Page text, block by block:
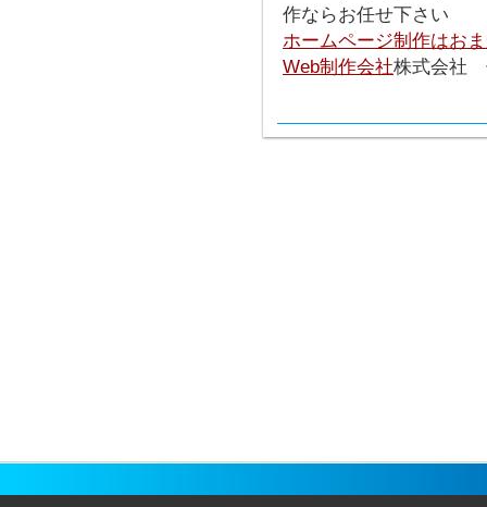
作ならお任せ下さい
ホームページ制作はお
Web制作会社株式会社